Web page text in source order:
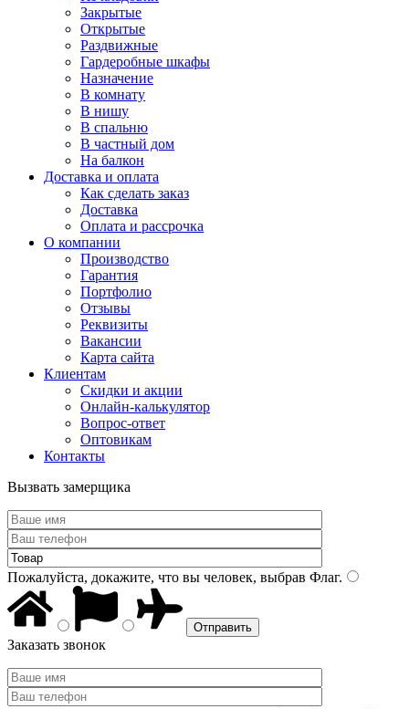
Закрытые
Открытые
Раздвижные
Гардеробные шкафы
Назначение
В комнату
В нишу
В спальню
В частный дом
На балкон
Доставка и оплата
Как сделать заказ
Доставка
Оплата и рассрочка
О компании
Производство
Гарантия
Портфолио
Отзывы
Реквизиты
Вакансии
Карта сайта
Клиентам
Скидки и акции
Онлайн-калькулятор
Вопрос-ответ
Оптовикам
Контакты
Вызвать замерщика
Пожалуйста, докажите, что вы человек, выбрав Флаг.
Заказать звонок